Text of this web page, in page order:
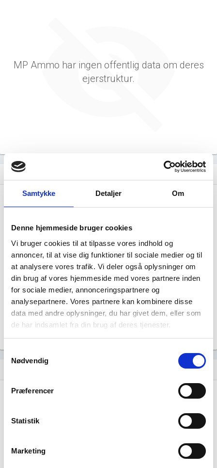
Samtykke Detaljer Om
Denne hjemmeside bruger cookies
Vi bruger cookies til at tilpasse vores indhold og
annoncer, til at vise dig funktioner til sociale medier og til
at analysere vores trafik. Vi deler også oplysninger om
din brug af vores hjemmeside med vores partnere inden
for sociale medier, annonceringspartnere og
analysepartnere. Vores partnere kan kombinere disse
data med andre oplysninger, du har givet dem, eller som
de har indsamlet fra din brug af deres tjenester.
Samtykkevalg
Nødvendig
Præferencer
Statistik
Marketing
MP Ammo har ingen offentlig data om deres
ejerstruktur.
dashboard Virksomhedens datterselskaber
MP Ammo har ingen datterselskaber.
Morten Pedersen